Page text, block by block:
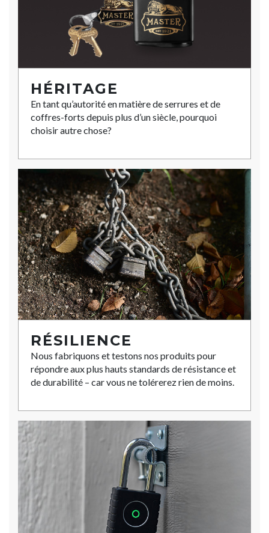
HÉRITAGE
En tant qu’autorité en matière de serrures et de
coffres-forts depuis plus d’un siècle, pourquoi
choisir autre chose?
RÉSILIENCE
Nous fabriquons et testons nos produits pour
répondre aux plus hauts standards de résistance et
de durabilité – car vous ne tolérerez rien de moins.